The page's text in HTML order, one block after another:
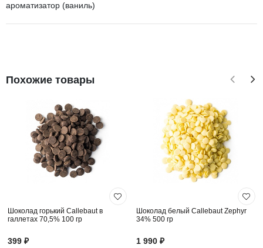
ароматизатор (ваниль)
Похожие товары
Шоколад горький Callebaut в
галлетах 70,5% 100 гр
399 ₽
Шоколад белый Callebaut Zephyr
34% 500 гр
1 990 ₽